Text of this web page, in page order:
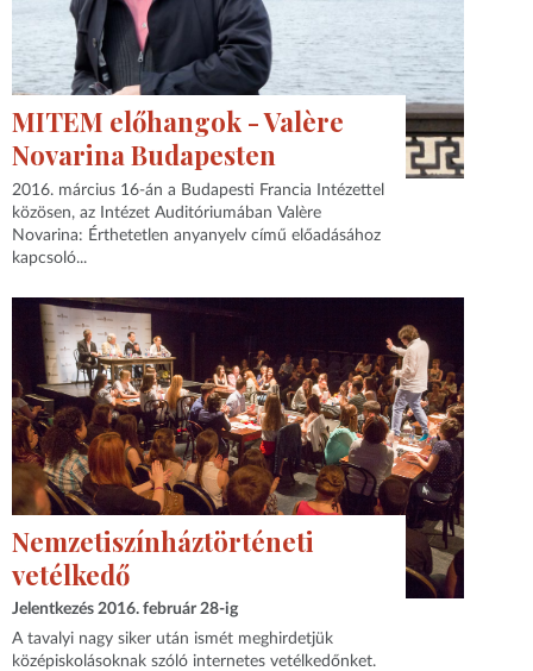
MITEM előhangok - Valère
Novarina Budapesten
2016. március 16-án a Budapesti Francia Intézettel
közösen, az Intézet Auditóriumában Valère
Novarina: Érthetetlen anyanyelv című előadásához
kapcsoló...
Nemzetiszínháztörténeti
vetélkedő
Jelentkezés 2016. február 28-ig
A tavalyi nagy siker után ismét meghirdetjük
középiskolásoknak szóló internetes vetélkedőnket.